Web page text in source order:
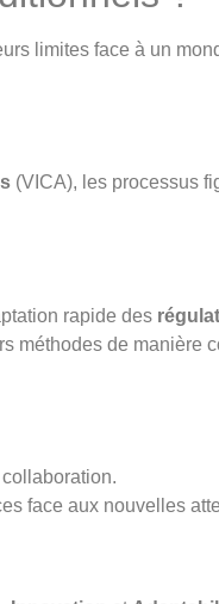
limites face à un
(VICA), les processus
rapide des
méthodes de manière
face aux nouvelles